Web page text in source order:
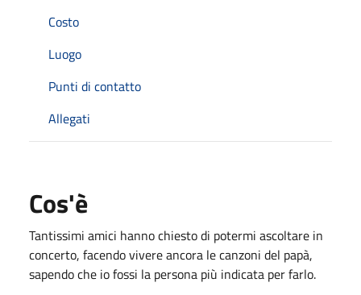
Costo
Luogo
Punti di contatto
Allegati
Cos'è
Tantissimi amici hanno chiesto di potermi ascoltare in
concerto, facendo vivere ancora le canzoni del papà,
sapendo che io fossi la persona più indicata per farlo.